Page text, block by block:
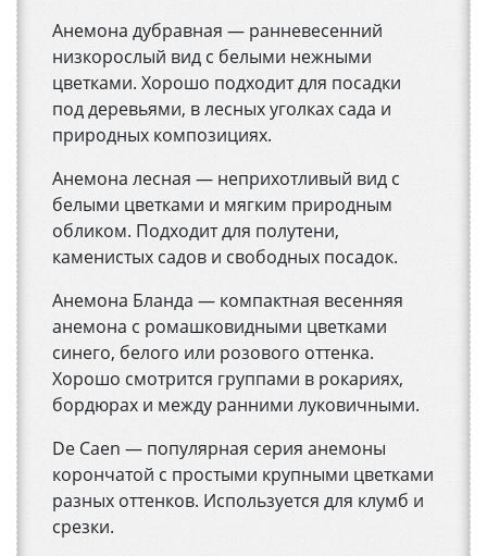
Анемона дубравная — ранневесенний
низкорослый вид с белыми нежными
цветками. Хорошо подходит для посадки
под деревьями, в лесных уголках сада и
природных композициях.
Анемона лесная — неприхотливый вид с
белыми цветками и мягким природным
обликом. Подходит для полутени,
каменистых садов и свободных посадок.
Анемона Бланда — компактная весенняя
анемона с ромашковидными цветками
синего, белого или розового оттенка.
Хорошо смотрится группами в рокариях,
бордюрах и между ранними луковичными.
De Caen — популярная серия анемоны
корончатой с простыми крупными цветками
разных оттенков. Используется для клумб и
срезки.